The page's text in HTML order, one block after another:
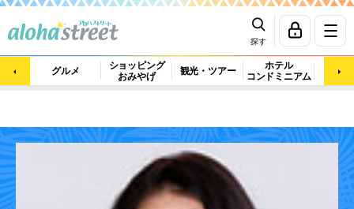
探す
グルメ
ショッピング
おみやげ
観光・ツアー
ホテル
コンドミニアム
マッ